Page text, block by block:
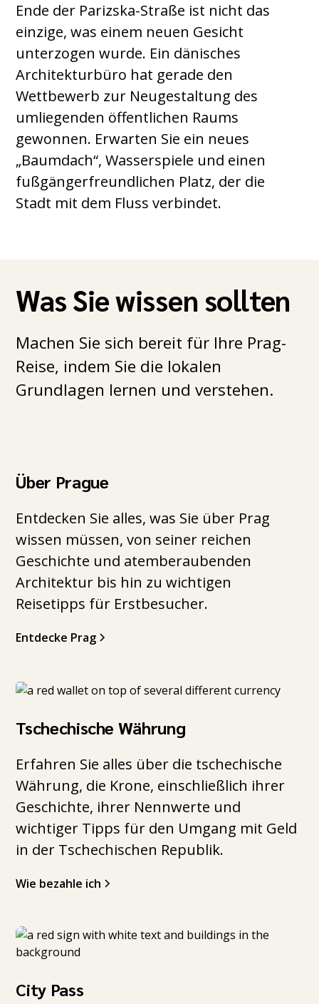
Ende der Parizska-Straße ist nicht das
einzige, was einem neuen Gesicht
unterzogen wurde. Ein dänisches
Architekturbüro hat gerade den
Wettbewerb zur Neugestaltung des
umliegenden öffentlichen Raums
gewonnen. Erwarten Sie ein neues
„Baumdach“, Wasserspiele und einen
fußgängerfreundlichen Platz, der die
Stadt mit dem Fluss verbindet.
Was Sie wissen sollten
Machen Sie sich bereit für Ihre Prag-
Reise, indem Sie die lokalen
Grundlagen lernen und verstehen.
Über Prague
Entdecken Sie alles, was Sie über Prag
wissen müssen, von seiner reichen
Geschichte und atemberaubenden
Architektur bis hin zu wichtigen
Reisetipps für Erstbesucher.
Entdecke Prag
Tschechische Währung
Erfahren Sie alles über die tschechische
Währung, die Krone, einschließlich ihrer
Geschichte, ihrer Nennwerte und
wichtiger Tipps für den Umgang mit Geld
in der Tschechischen Republik.
Wie bezahle ich
City Pass